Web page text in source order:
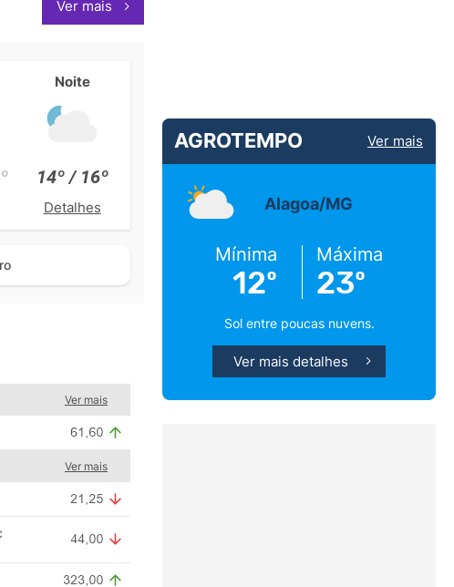
Ver mais
Noite
14º / 16º
Detalhes
Ver mais
Ver mais
AGROTEMPO Ver mais
Alagoa/MG
Mínima
12º
Máxima
23º
Sol entre poucas nuvens.
Ver mais detalhes